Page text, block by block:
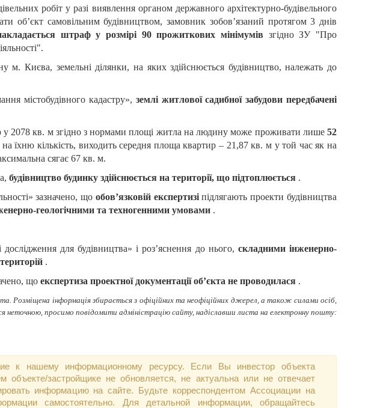
робіт у разі виявлення органом державного архітектурно-будівельного
об’єкт самовільним будівництвом, замовник зобов’язаний протягом 3 днів
штраф у розмірі 90 прожиткових мінімумів згідно ЗУ "Про
м. Києва, земельні ділянки, на яких здійснюється будівництво, належать до
містобудівного кадастру», землі житлової садибної забудови передбачені
2078 кв. м згідно з нормами площі житла на людину може проживати лише52
їхню кількість, виходить середня площа квартир – 21,87 кв. м у той час як на
сягає 67 кв. м.
будівництво будинку здійснюється на території, що підтоплюється .
зазначено, що обов’язковій експертизіпідлягають проекти будівництва
геологічними та техногенними умовами .
для будівництва» і роз’яснення до нього, складними інженерно-
.
що експертиза проектної документації об’єкта не проводилася .
Розміщена інформація збирається з офіційних та неофіційних джерел, а також силами осіб,
неточною, просимо повідомити адміністрацію сайту, надіславши листа на електронну пошту:
к нашему информационному ресурсу. Если Вы инвестор объекта
застройщике не обновляется, не актуальна или не отвечает
информацию на сайте. Будьте корреспондентом Ассоциации на
самостоятельно. Для детальной информации, обращайтесь